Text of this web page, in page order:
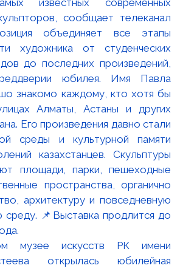
музее искусств РК имени
открылась юбилейная